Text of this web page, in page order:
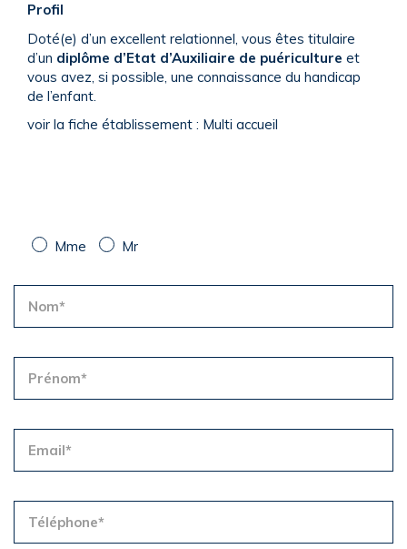
Profil
Doté(e) d’un excellent relationnel, vous êtes titulaire
d’un diplôme d’Etat d’Auxiliaire de puériculture et
vous avez, si possible, une connaissance du handicap
de l’enfant.
voir la fiche établissement : Multi accueil
Mme Mr